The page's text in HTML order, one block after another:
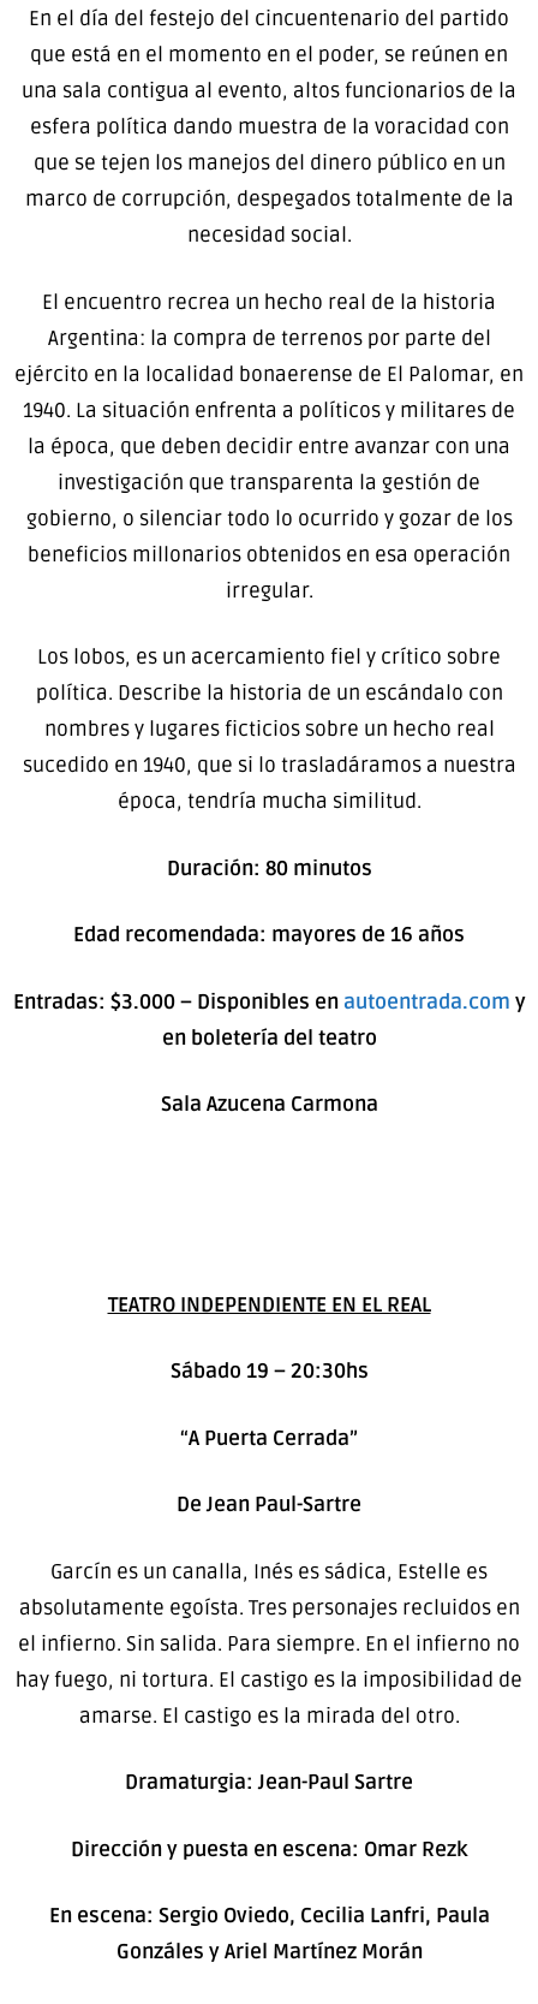
En el día del festejo del cincuentenario del partido
que está en el momento en el poder, se reúnen en
una sala contigua al evento, altos funcionarios de la
esfera política dando muestra de la voracidad con
que se tejen los manejos del dinero público en un
marco de corrupción, despegados totalmente de la
necesidad social.
El encuentro recrea un hecho real de la historia
Argentina: la compra de terrenos por parte del
ejército en la localidad bonaerense de El Palomar, en
1940. La situación enfrenta a políticos y militares de
la época, que deben decidir entre avanzar con una
investigación que transparenta la gestión de
gobierno, o silenciar todo lo ocurrido y gozar de los
beneficios millonarios obtenidos en esa operación
irregular.
Los lobos, es un acercamiento fiel y crítico sobre
política. Describe la historia de un escándalo con
nombres y lugares ficticios sobre un hecho real
sucedido en 1940, que si lo trasladáramos a nuestra
época, tendría mucha similitud.
Duración: 80 minutos
Edad recomendada: mayores de 16 años
Entradas: $3.000 – Disponibles en autoentrada.com y
en boletería del teatro
Sala Azucena Carmona
TEATRO INDEPENDIENTE EN EL REAL
Sábado 19 – 20:30hs
“A Puerta Cerrada”
De Jean Paul-Sartre
Garcín es un canalla, Inés es sádica, Estelle es
absolutamente egoísta. Tres personajes recluidos en
el infierno. Sin salida. Para siempre. En el infierno no
hay fuego, ni tortura. El castigo es la imposibilidad de
amarse. El castigo es la mirada del otro.
Dramaturgia: Jean-Paul Sartre
Dirección y puesta en escena: Omar Rezk
En escena: Sergio Oviedo, Cecilia Lanfri, Paula
Gonzáles y Ariel Martínez Morán